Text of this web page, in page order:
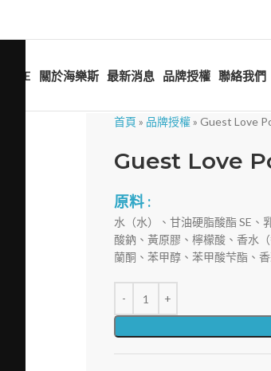
HOME 關於海樂斯 最新消息 品牌授權 聯絡我們
首頁 » 品牌授權» Guest Love
Guest Love
原料 :
水（水）、甘油硬脂酸酯 SE、
酸鈉、黃原膠、檸檬酸、香水
蘭酮、苯甲醇、苯甲酸芐酯、